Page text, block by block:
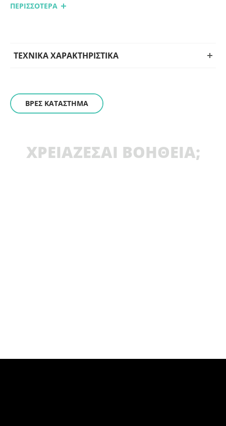
Κατάλληλα για επαγγελματίες και ερασιτέχνες που απαιτούν
ΠΕΡΙΣΣΟΤΕΡΑ
ΤΕΧΝΙΚΑ ΧΑΡΑΚΤΗΡΙΣΤΙΚΑ
ΒΡΕΣ ΚΑΤΑΣΤΗΜΑ
ΧΡΕΙΑΖΕΣΑΙ ΒΟΗΘΕΙΑ;